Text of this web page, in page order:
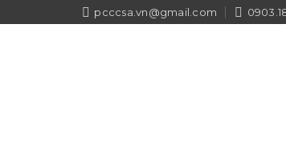
to
pcccsa.vn@gmail.com